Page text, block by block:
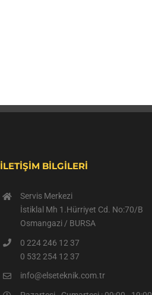
İLETİŞİM BİLGİLERİ
Servis Merkezi
İstiklal Mh 1.Hürriyet Cd. No:70/B
Osmangazi / BURSA
0 224 246 12 37
0 532 254 12 37
info@elseteknik.com.tr